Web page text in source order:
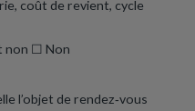
coût de revient, cycle
☐ Non
l’objet de rendez‑vous